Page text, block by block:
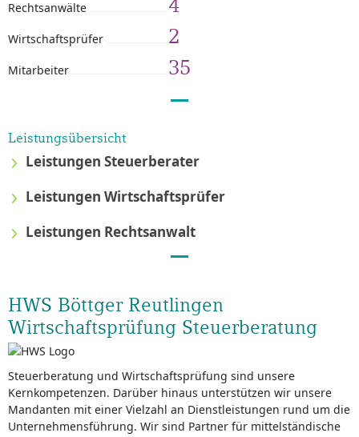
Rechtsanwälte 4
Wirtschaftsprüfer 2
Mitarbeiter 35
Leistungsübersicht
Leistungen Steuerberater
Leistungen Wirtschaftsprüfer
Leistungen Rechtsanwalt
HWS Böttger Reutlingen
Wirtschaftsprüfung Steuerberatung
Steuerberatung und Wirtschaftsprüfung sind unsere
Kernkompetenzen. Darüber hinaus unterstützen wir unsere
Mandanten mit einer Vielzahl an Dienstleistungen rund um die
Unternehmensführung. Wir sind Partner für mittelständische